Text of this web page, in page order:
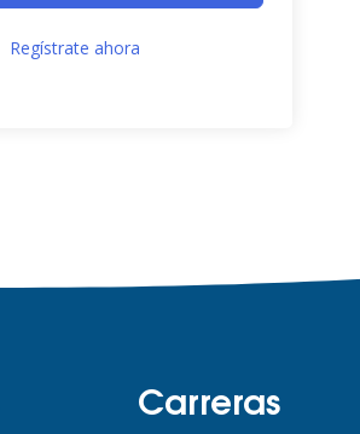
Regístrate ahora
Carreras